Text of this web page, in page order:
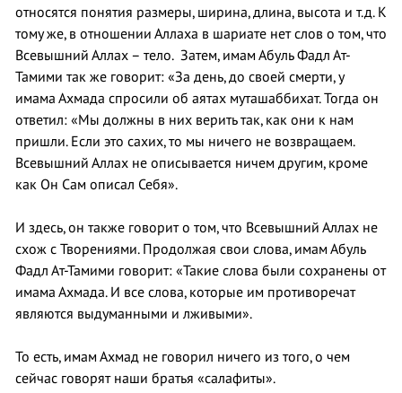
относятся понятия размеры, ширина, длина, высота и т.д. К
тому же, в отношении Аллаха в шариате нет слов о том, что
Всевышний Аллах – тело. Затем, имам Абуль Фадл Ат-
Тамими так же говорит: «За день, до своей смерти, у
имама Ахмада спросили об аятах муташаббихат. Тогда он
ответил: «Мы должны в них верить так, как они к нам
пришли. Если это сахих, то мы ничего не возвращаем.
Всевышний Аллах не описывается ничем другим, кроме
как Он Сам описал Себя».
И здесь, он также говорит о том, что Всевышний Аллах не
схож с Творениями. Продолжая свои слова, имам Абуль
Фадл Ат-Тамими говорит: «Такие слова были сохранены от
имама Ахмада. И все слова, которые им противоречат
являются выдуманными и лживыми».
То есть, имам Ахмад не говорил ничего из того, о чем
сейчас говорят наши братья «салафиты».